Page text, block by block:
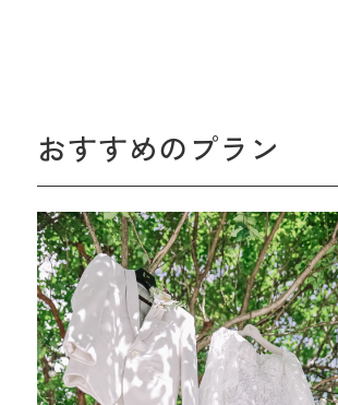
おすすめのプラン